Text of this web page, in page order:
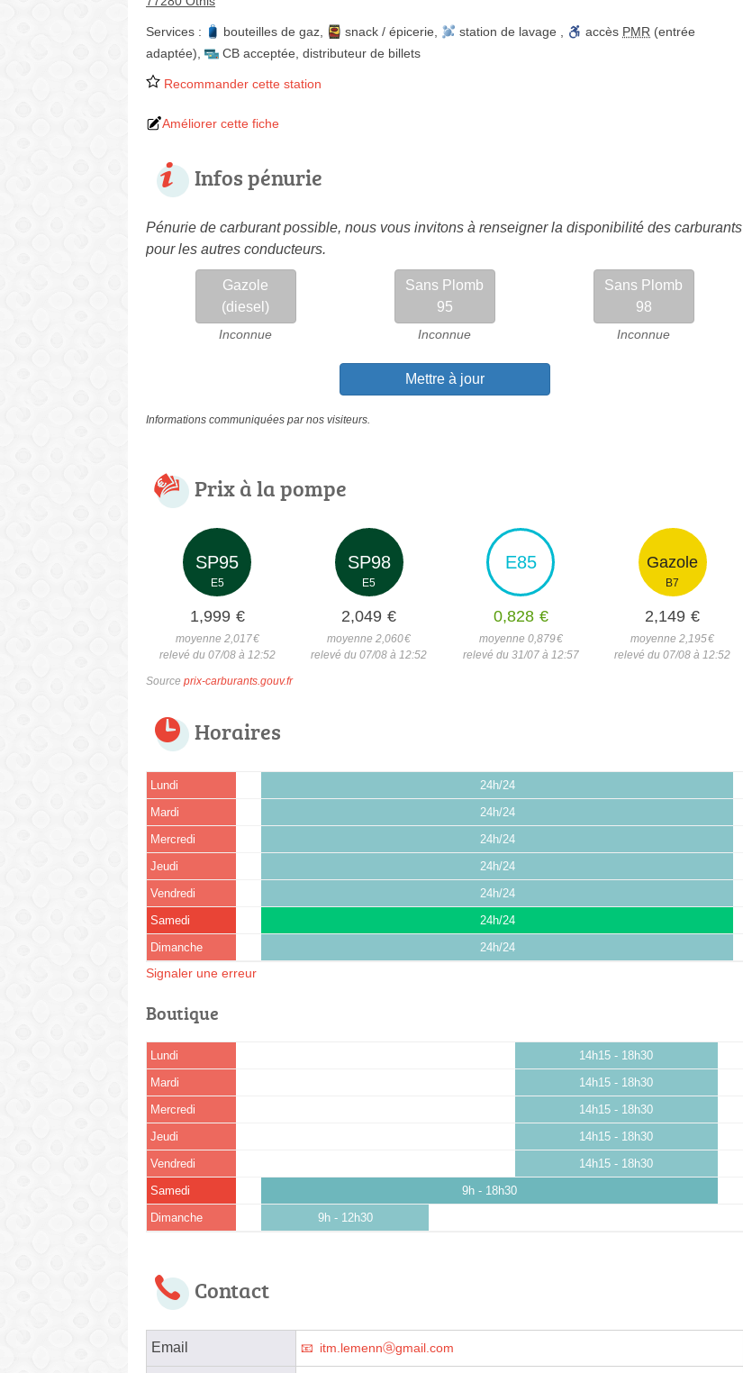
Services : bouteilles de gaz snack / épicerie station de lavage accès PMR (entrée
adaptée)
CB acceptée distributeur de billets
Recommander cette station
Améliorer cette fiche
Infos pénurie
Pénurie de carburant possible, nous vous invitons à renseigner la disponibilité des carburants
pour les autres conducteurs.
Gazole
(diesel)
Inconnue
Sans Plomb
95
Inconnue
Sans Plomb
98
Inconnue
Mettre à jour
Informations communiquées par nos visiteurs.
Prix à la pompe
SP95
E5
1,999 €
moyenne 2,017€
relevé du 07/08 à 12:52
SP98
E5
2,049 €
moyenne 2,060€
relevé du 07/08 à 12:52
E85
0,828 €
moyenne 0,879€
relevé du 31/07 à 12:57
Gazole
B7
2,149 €
moyenne 2,195€
relevé du 07/08 à 12:52
Source prix-carburants.gouv.fr
Horaires
Lundi 24h/24
Mardi 24h/24
Mercredi 24h/24
Jeudi 24h/24
Vendredi 24h/24
Samedi 24h/24
Dimanche 24h/24
Signaler une erreur
Boutique
Lundi 14h15 - 18h30
Mardi 14h15 - 18h30
Mercredi 14h15 - 18h30
Jeudi 14h15 - 18h30
Vendredi 14h15 - 18h30
Samedi 9h - 18h30
Dimanche 9h - 12h30
Contact
Email itm.lemennⓐgmail.com